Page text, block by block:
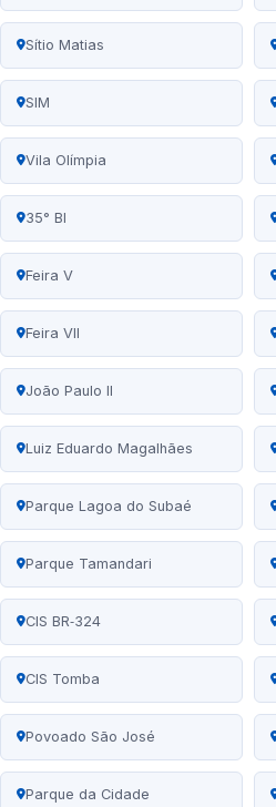
Sítio Matias
SIM
Vila Olímpia
35° BI
Feira V
Feira VII
João Paulo II
Luiz Eduardo Magalhães
Parque Lagoa do Subaé
Parque Tamandari
CIS BR‑324
CIS Tomba
Povoado São José
Parque da Cidade